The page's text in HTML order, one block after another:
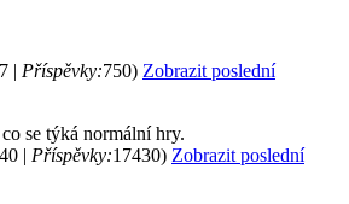
| Příspěvky:750) Zobrazit poslední
se týká normální hry.
| Příspěvky:17430) Zobrazit poslední